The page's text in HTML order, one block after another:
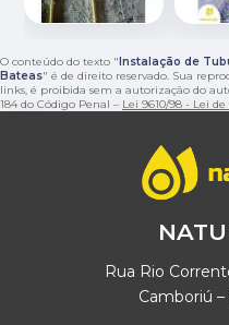
O conteúdo do texto " Instalação de
Bateas" é de direito reservado. Sua
links, é proibida sem a autorização do
184 do Código Penal – Lei 9610/98 - Lei
Rua Rio
Camboriú